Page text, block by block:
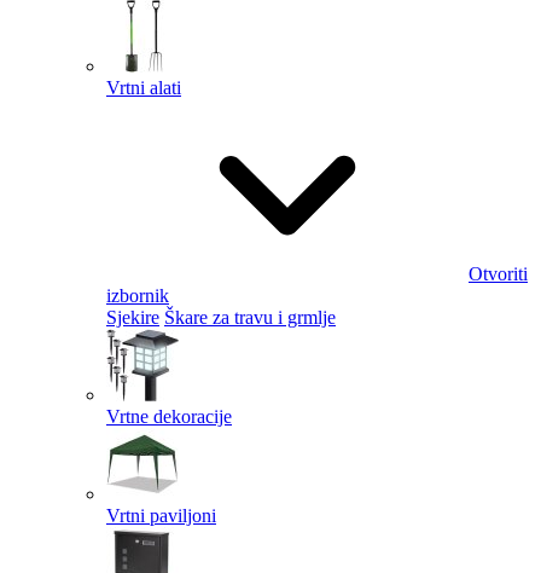
Vrtni alati
Otvoriti
izbornik
Sjekire Škare za travu i grmlje
Vrtne dekoracije
Vrtni paviljoni